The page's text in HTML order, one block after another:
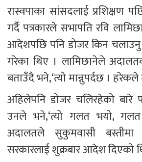
रास्वपाका सांसदलाई प्रशिक्षण
गर्दै पत्रकारले सभापति रवि
आदेशपछि पनि डोजर किन चलाउनु
गरेका थिए । लामिछानेले
बताउँदै भने,‘त्यो मान्नुपर्दछ । हरेकले
अहिलेपनि डोजर चलिरहेको बारे
उनले भने,‘त्यो गलत भयो, गलत
अदालतले सुकुमवासी
सरकारलाई शुक्रबार आदेश दिएको